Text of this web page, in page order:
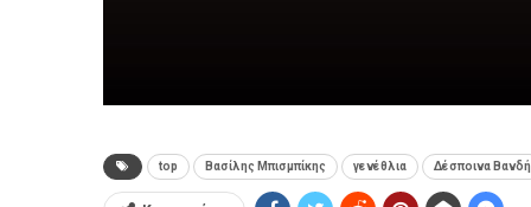
top Βασίλης Μπισμπίκης γενέθλια Δέσποινα Βανδή